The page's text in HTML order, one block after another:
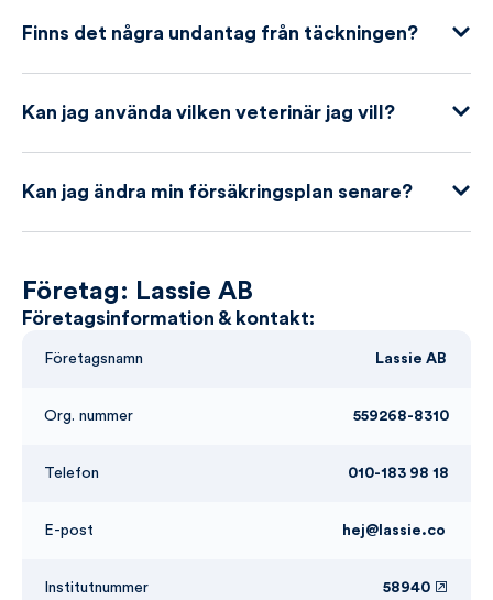
Finns det några undantag från täckningen?
Kan jag använda vilken veterinär jag vill?
Kan jag ändra min försäkringsplan senare?
Företag: Lassie AB
Företagsinformation & kontakt:
Företagsnamn Lassie AB
Org. nummer 559268-8310
Telefon 010-183 98 18
E-post hej@lassie.co
Institutnummer 58940